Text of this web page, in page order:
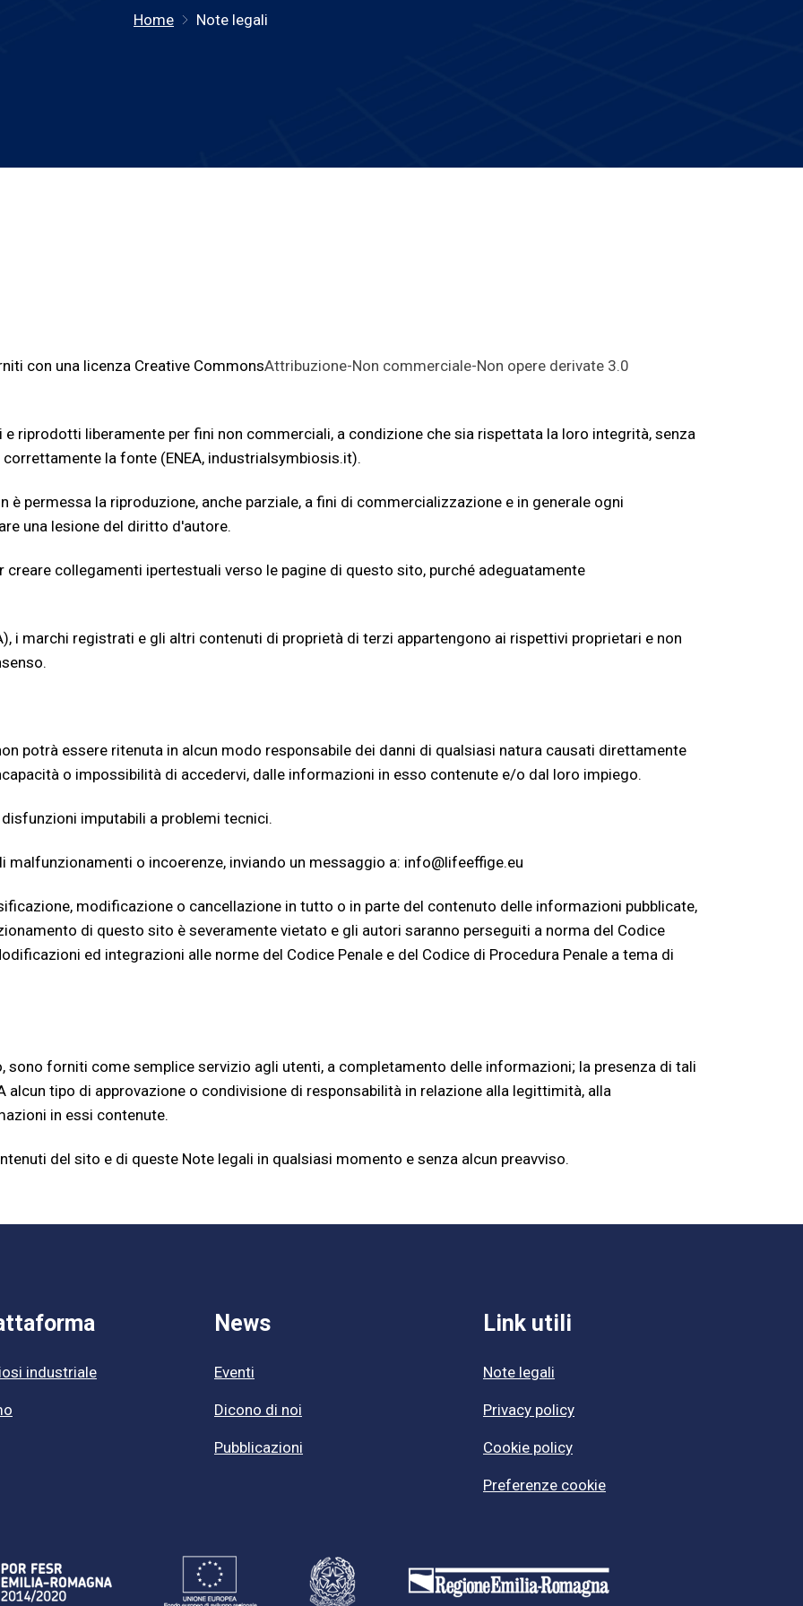
Home Note legali
con una licenza Creative CommonsAttribuzione-Non commerciale-Non opere derivate 3.0
riprodotti liberamente per fini non commerciali, a condizione che sia rispettata la loro integrità, senza
la fonte (ENEA, industrialsymbiosis.it).
è permessa la riproduzione, anche parziale, a fini di commercializzazione e in generale ogni
una lesione del diritto d'autore.
creare collegamenti ipertestuali verso le pagine di questo sito, purché adeguatamente
i marchi registrati e gli altri contenuti di proprietà di terzi appartengono ai rispettivi proprietari e non
potrà essere ritenuta in alcun modo responsabile dei danni di qualsiasi natura causati direttamente
o impossibilità di accedervi, dalle informazioni in esso contenute e/o dal loro impiego.
imputabili a problemi tecnici.
o incoerenze, inviando un messaggio a: info@lifeeffige.eu
modificazione o cancellazione in tutto o in parte del contenuto delle informazioni pubblicate,
di questo sito è severamente vietato e gli autori saranno perseguiti a norma del Codice
ed integrazioni alle norme del Codice Penale e del Codice di Procedura Penale a tema di
sono forniti come semplice servizio agli utenti, a completamento delle informazioni; la presenza di tali
alcun tipo di approvazione o condivisione di responsabilità in relazione alla legittimità, alla
in essi contenute.
del sito e di queste Note legali in qualsiasi momento e senza alcun preavviso.
industriale
News
Eventi
Dicono di noi
Pubblicazioni
Link utili
Note legali
Privacy policy
Cookie policy
Preferenze cookie